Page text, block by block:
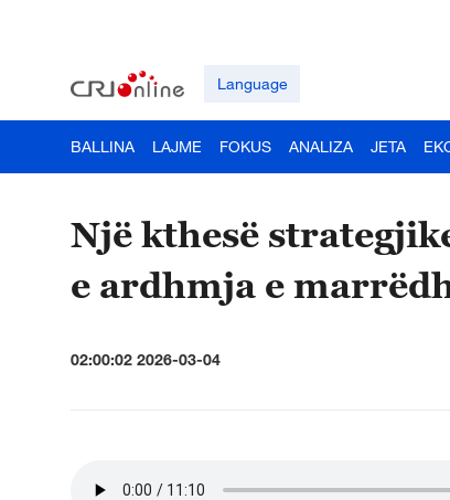
Language
BALLINA LAJME FOKUS ANALIZA JETA
Një kthesë
e ardhmja e
02:00:02 2026-03-04